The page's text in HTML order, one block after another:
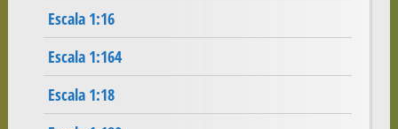
Escala 1:16
Escala 1:164
Escala 1:18